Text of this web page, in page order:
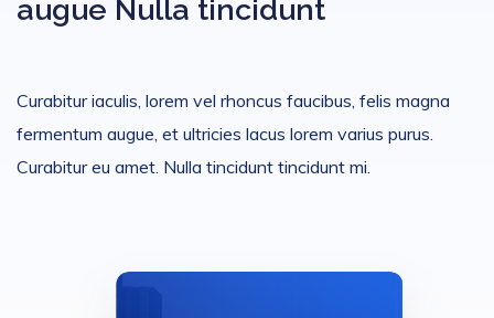
augue Nulla tincidunt
Curabitur iaculis, lorem vel rhoncus faucibus, felis magna
fermentum augue, et ultricies lacus lorem varius purus.
Curabitur eu amet. Nulla tincidunt tincidunt mi.